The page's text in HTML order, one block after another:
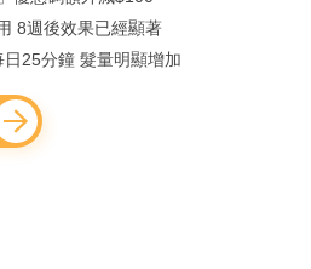
8週後效果已經顯著
25分鐘 髮量明顯增加